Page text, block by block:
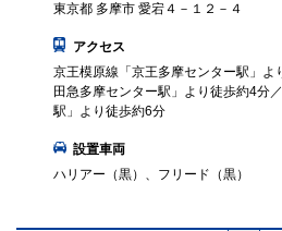
東京都 多摩市 愛宕４－１２－４
アクセス
京王模原線「京王多摩センター駅」
田急多摩センター駅」より徒歩約4分
駅」より徒歩約6分
設置車両
ハリアー（黒）、フリード（黒）